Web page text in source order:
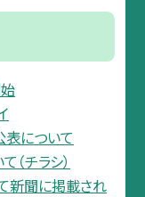
表について
（チラシ）
新聞に掲載され